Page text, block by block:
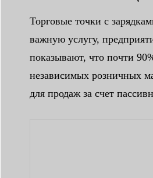
Торговые точки с
важную услугу,
показывают, что почти
независимых розничных
для продаж за счет